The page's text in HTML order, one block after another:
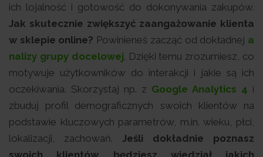
ich lojalność i gotowość do dokonywania zakupów.
Jak skutecznie zwiększyć zaangażowanie klienta
w sklepie online? Powinieneś zacząć od dokładnej a
nalizy grupy docelowej. Dzięki temu zrozumiesz, co
motywuje użytkowników do interakcji i jakie są ich
oczekiwania. Skorzystaj np. z Google Analytics 4 i
zbuduj profil demograficznych swoich klientów na
podstawie kluczowych parametrów, m.in. wieku, płci,
lokalizacji, zachowań. Jeśli dokładnie poznasz
swoich klientów, będziesz wiedział jakich